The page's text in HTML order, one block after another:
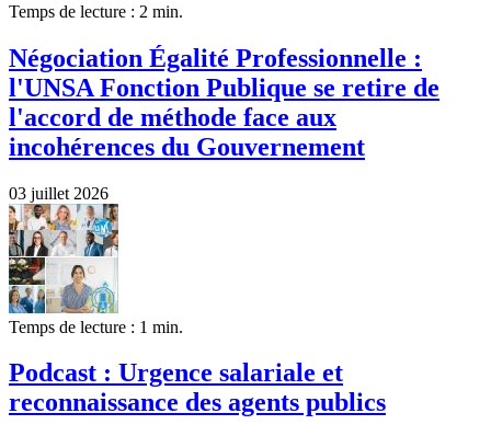
Temps de lecture : 2 min.
Négociation Égalité Professionnelle :
l'UNSA Fonction Publique se retire de
l'accord de méthode face aux
incohérences du Gouvernement
03 juillet 2026
Temps de lecture : 1 min.
Podcast : Urgence salariale et
reconnaissance des agents publics